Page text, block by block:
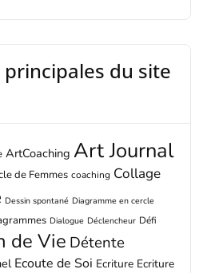
du site
ArtCoaching Art Journal
de Femmes coaching Collage
Dessin spontané Diagramme en cercle
Dialogue Déclencheur Défi
de Vie Détente
Ecoute de Soi Ecriture Ecriture